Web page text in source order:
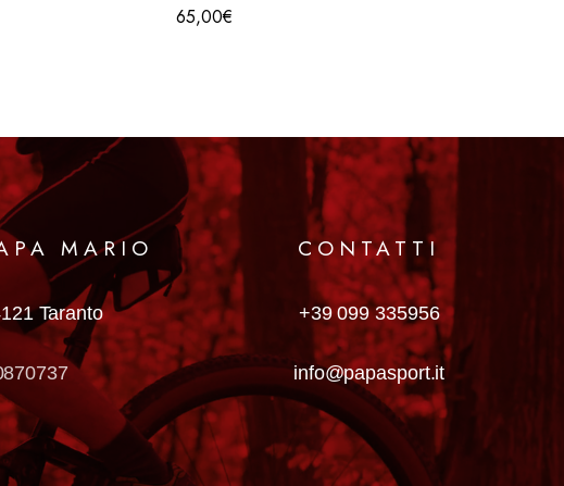
rings for easier extraction.
65,00€
MARIO
Taranto
CONTATTI
+39 099 335956
info@papasport.it